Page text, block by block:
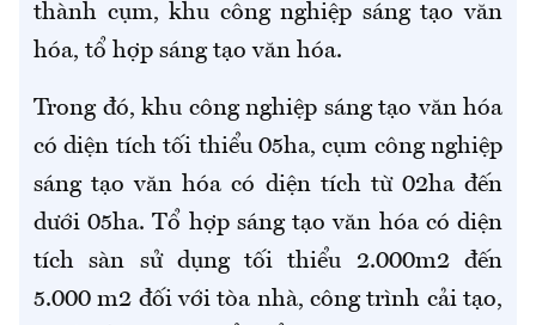
thành cụm, khu công nghiệp sáng tạo văn
hóa, tổ hợp sáng tạo văn hóa.
Trong đó, khu công nghiệp sáng tạo văn hóa
có diện tích tối thiểu 05ha, cụm công nghiệp
sáng tạo văn hóa có diện tích từ 02ha đến
dưới 05ha. Tổ hợp sáng tạo văn hóa có diện
tích sàn sử dụng tối thiểu 2.000m2 đến
5.000 m2 đối với tòa nhà, công trình cải tạo,